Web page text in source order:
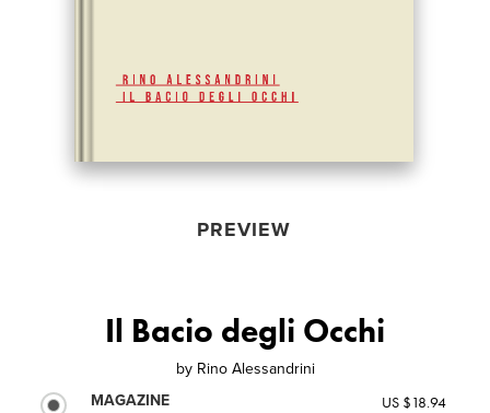
PREVIEW
Il Bacio degli Occhi
by Rino Alessandrini
MAGAZINE
US $18.94